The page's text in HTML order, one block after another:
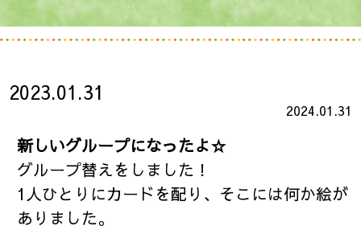
2023.01.31
2024.01.31
新しいグループになったよ☆
グループ替えをしました！
1人ひとりにカードを配り、そこには何か絵が
ありました。